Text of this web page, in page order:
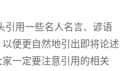
引用一些名人名言、谚语
便更自然地引出即将论述
一定要注意引用的相关